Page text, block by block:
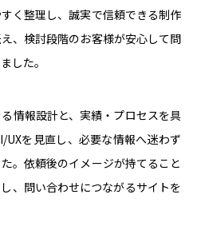
く整理し、誠実で信頼できる制作
、検討段階のお客様が安心して問
した。
情報設計と、実績・プロセスを具
を見直し、必要な情報へ迷わず
。依頼後のイメージが持てること
、問い合わせにつながるサイトを